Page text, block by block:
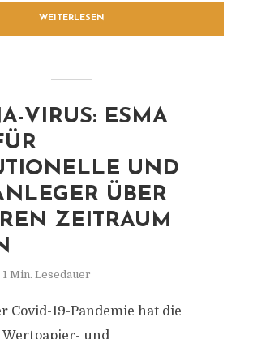
WEITERLESEN
VIRUS: ESMA
UND
ÜBER
ZEITRAUM
1 Min. Lesedauer
Covid-19-Pandemie hat die
und